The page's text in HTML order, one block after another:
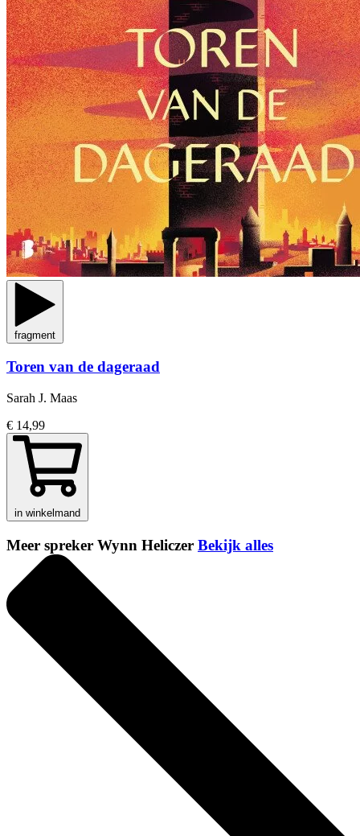
fragment
Toren van de dageraad
Sarah J. Maas
€ 14,99
in winkelmand
Meer spreker Wynn Heliczer Bekijk alles